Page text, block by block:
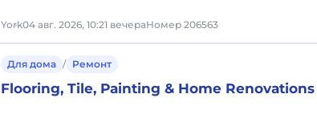
York04 авг. 2026, 10:21 вечераНомер 206563
Для дома / Ремонт
Flooring, Tile, Painting & Home Renovations